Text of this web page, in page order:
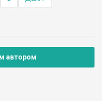
автором